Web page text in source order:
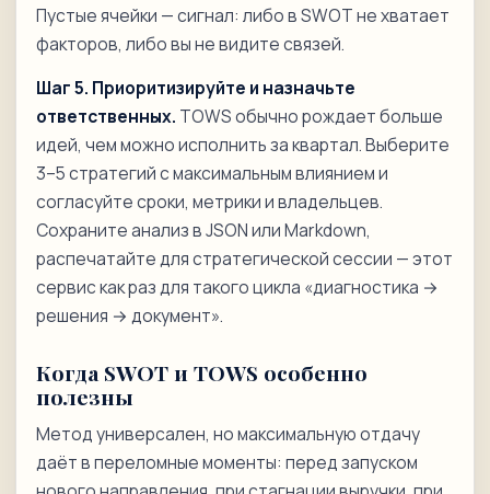
Пустые ячейки — сигнал: либо в SWOT не хватает
факторов, либо вы не видите связей.
Шаг 5. Приоритизируйте и назначьте
ответственных. TOWS обычно рождает больше
идей, чем можно исполнить за квартал. Выберите
3–5 стратегий с максимальным влиянием и
согласуйте сроки, метрики и владельцев.
Сохраните анализ в JSON или Markdown,
распечатайте для стратегической сессии — этот
сервис как раз для такого цикла «диагностика →
решения → документ».
Когда SWOT и TOWS особенно
полезны
Метод универсален, но максимальную отдачу
даёт в переломные моменты: перед запуском